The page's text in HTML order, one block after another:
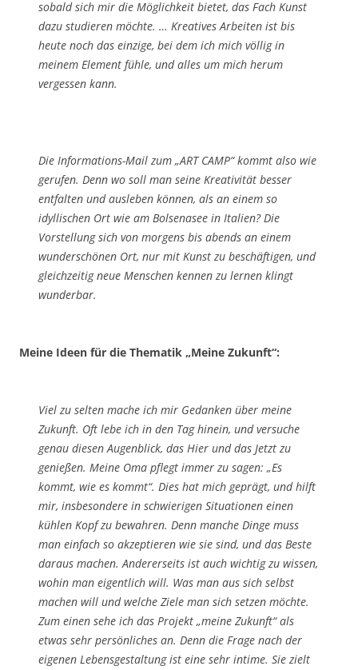
sobald sich mir die Möglichkeit bietet, das Fach Kunst
dazu studieren möchte. … Kreatives Arbeiten ist bis
heute noch das einzige, bei dem ich mich völlig in
meinem Element fühle, und alles um mich herum
vergessen kann.
Die Informations-Mail zum „ART CAMP“ kommt also wie
gerufen. Denn wo soll man seine Kreativität besser
entfalten und ausleben können, als an einem so
idyllischen Ort wie am Bolsenasee in Italien? Die
Vorstellung sich von morgens bis abends an einem
wunderschönen Ort, nur mit Kunst zu beschäftigen, und
gleichzeitig neue Menschen kennen zu lernen klingt
wunderbar.
Meine Ideen für die Thematik „Meine Zukunft“:
Viel zu selten mache ich mir Gedanken über meine
Zukunft. Oft lebe ich in den Tag hinein, und versuche
genau diesen Augenblick, das Hier und das Jetzt zu
genießen. Meine Oma pflegt immer zu sagen: „Es
kommt, wie es kommt“. Dies hat mich geprägt, und hilft
mir, insbesondere in schwierigen Situationen einen
kühlen Kopf zu bewahren. Denn manche Dinge muss
man einfach so akzeptieren wie sie sind, und das Beste
daraus machen. Andererseits ist auch wichtig zu wissen,
wohin man eigentlich will. Was man aus sich selbst
machen will und welche Ziele man sich setzen möchte.
Zum einen sehe ich das Projekt „meine Zukunft“ als
etwas sehr persönliches an. Denn die Frage nach der
eigenen Lebensgestaltung ist eine sehr intime. Sie zielt